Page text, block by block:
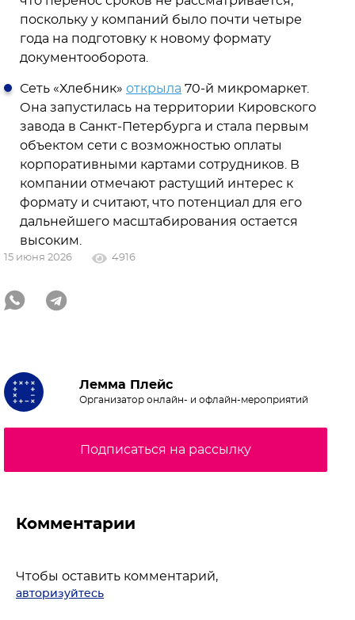
поскольку у компаний было почти четыре
года на подготовку к новому формату
документооборота.
Сеть «Хлебник» открыла 70-й микромаркет.
Она запустилась на территории Кировского
завода в Санкт-Петербурга и стала первым
объектом сети с возможностью оплаты
корпоративными картами сотрудников. В
компании отмечают растущий интерес к
формату и считают, что потенциал для его
дальнейшего масштабирования остается
высоким.
15 июня 2026 4916
Лемма Плейс
Организатор онлайн- и офлайн-мероприятий
Подписаться на рассылку
Комментарии
Чтобы оставить комментарий,
авторизуйтесь